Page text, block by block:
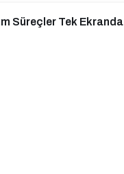
Süreçler Tek Ekranda